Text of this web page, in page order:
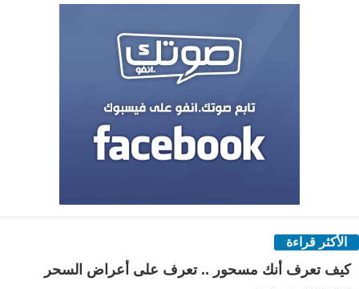
الأكثر قراءة
كيف تعرف أنك مسحور .. تعرف على أعراض السحر